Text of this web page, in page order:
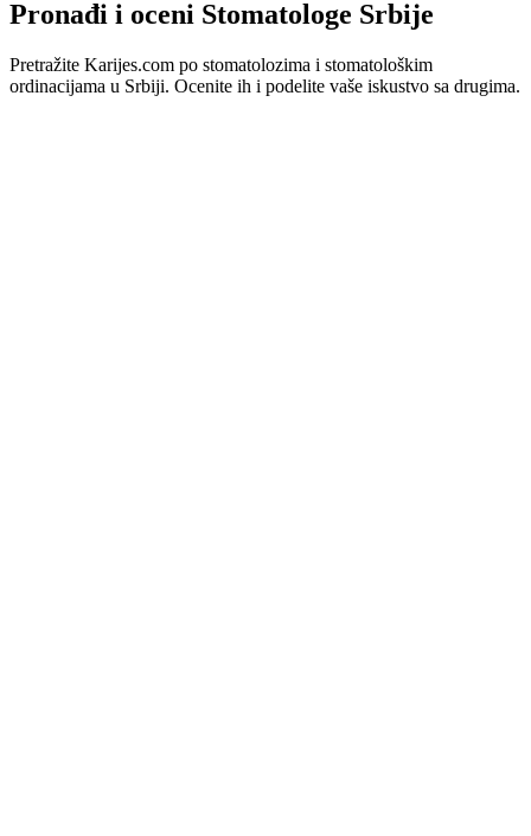
Pronađi i oceni Stomatologe Srbije
Pretražite Karijes.com po stomatolozima i stomatološkim
ordinacijama u Srbiji. Ocenite ih i podelite vaše iskustvo sa drugima.